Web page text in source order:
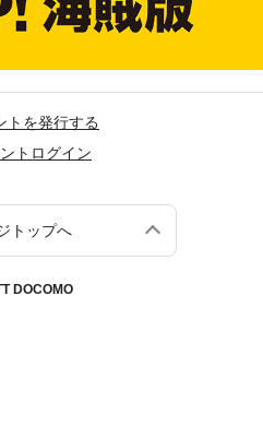
トを発行する
トログイン
トップへ
DOCOMO